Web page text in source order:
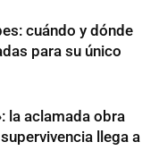
cuándo y dónde
para su único
la aclamada obra
llega a